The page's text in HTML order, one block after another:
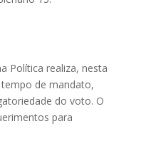
Política realiza, nesta
de mandato,
do voto. O
para